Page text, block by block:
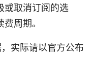
或取消订阅的选
周期。
实际请以官方公布